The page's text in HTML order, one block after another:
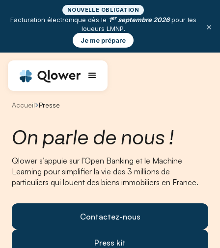
NOUVELLE OBLIGATION
Facturation électronique dès le 1erseptembre 2026pour les
loueurs LMNP.
Je me prépare
×
Accueil Presse
On parle de nous !
Qlower s’appuie sur l’Open Banking et le Machine
Learning pour simplifier la vie des 3 millions de
particuliers qui louent des biens immobiliers en France.
Contactez-nous
Press kit